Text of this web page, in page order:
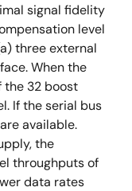
signal fidelity
level
three external
When the
the 32 boost
If the serial bus
available.
the
throughputs of
data rates